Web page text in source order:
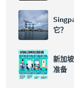
它？
新加
准备